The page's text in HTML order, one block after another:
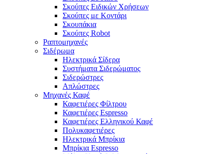
Σκούπες Ειδικών Χρήσεων
Σκούπες με Κοντάρι
Σκουπάκια
Σκούπες Robot
Ραπτομηχανές
Σιδέρωμα
Ηλεκτρικά Σίδερα
Συστήματα Σιδερώματος
Σιδερώστρες
Απλώστρες
Μηχανές Καφέ
Καφετιέρες Φίλτρου
Καφετιέρες Espresso
Καφετιέρες Ελληνικού Καφέ
Πολυκαφετιέρες
Ηλεκτρικά Μπρίκια
Μπρίκια Espresso